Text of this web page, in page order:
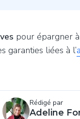
pour épargner
garanties liées à l’
Rédigé par
Adeline